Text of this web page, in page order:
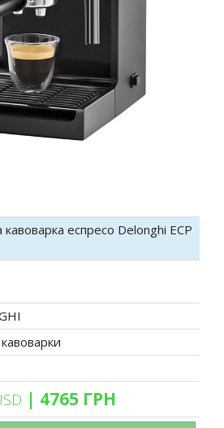
кавоварка еспресо Delonghi ECP
кавоварки
| 4765 ГРН